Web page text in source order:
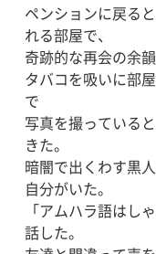
ペンションに戻る
れる部屋で、
奇跡的な再会の余韻
タバコを吸いに部
で
写真を撮っている
きた。
暗闇で出くわす黒
自分がいた。
「アムハラ語はし
話した。